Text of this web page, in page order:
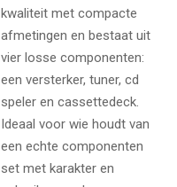
kwaliteit met compacte
afmetingen en bestaat uit
vier losse componenten:
een versterker, tuner, cd
speler en cassettedeck.
Ideaal voor wie houdt van
een echte componenten
set met karakter en